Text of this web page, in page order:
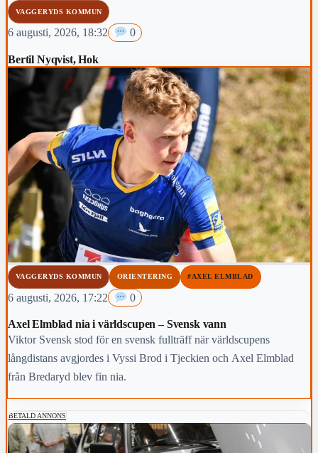
VAGGERYDS KOMMUN
6 augusti, 2026, 18:32 0
Bertil Nyqvist, Hok
VAGGERYDS KOMMUN ORIENTERING #AXEL ELMBLAD
6 augusti, 2026, 17:22 0
Axel Elmblad nia i världscupen – Svensk vann
Viktor Svensk stod för en svensk fullträff när världscupens
långdistans avgjordes i Vyssi Brod i Tjeckien och Axel Elmblad
från Bredaryd blev fin nia.
BETALD ANNONS